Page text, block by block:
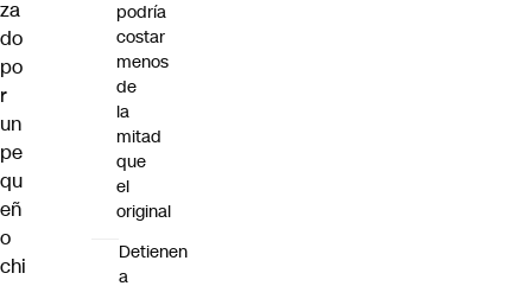
za
do
po
r
un
pe
qu
eñ
o
chi
podría
costar
menos
de
la
mitad
que
el
original
Detienen
a